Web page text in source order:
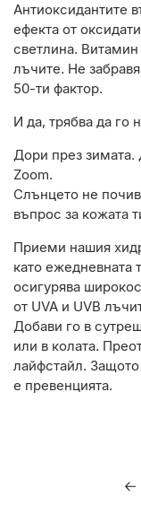
Антиоксидантите
ефекта от
светлина.
лъчите. Не
50-ти фактор.
И да, трябва да го
Дори през
Zoom.
Слънцето не
въпрос за кожата
Приеми нашия
като ежедневната
осигурява
от UVA и UVB
Добави го в
или в колата.
лайфстайл.
е превенцията.